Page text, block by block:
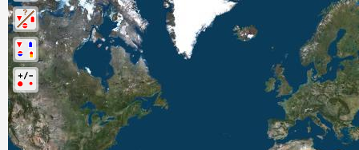
Photos aériennes ESRI
Carte OpenTopoMap